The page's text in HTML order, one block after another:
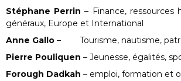
Stéphane Perrin– Finance, ressources
généraux, Europe et International
Anne Gallo – Tourisme, nautisme,
Pierre Pouliquen – Jeunesse, égalités,
Forough Dadkah – emploi, formation et